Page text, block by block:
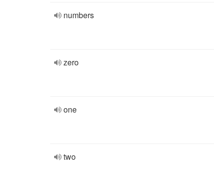
numbers
zero
one
two